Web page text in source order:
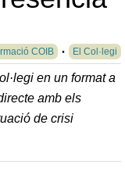
COIB
El Col·legi
en un format a
amb els
de crisi